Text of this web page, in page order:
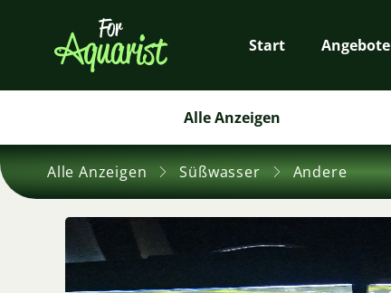
Start Angebote
Alle Anzeigen
Alle Anzeigen Süßwasser Andere